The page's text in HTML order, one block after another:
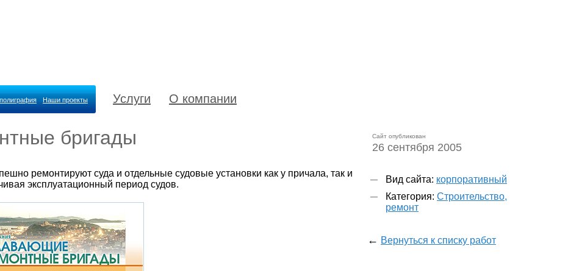
Наши проекты Услуги О компании
бригады Сайт опубликован
26 сентября 2005
Вид сайта: корпоративный
Категория: Строительство,
ремонт
← Вернуться к списку работ
ремонтируют суда и отдельные судовые установки как у причала, так и
эксплуатационный период судов.